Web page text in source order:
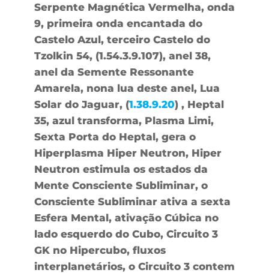
Serpente Magnética Vermelha, onda
9, primeira onda encantada do
Castelo Azul, terceiro Castelo do
Tzolkin 54, (1.54.3.9.107), anel 38,
anel da Semente Ressonante
Amarela, nona lua deste anel, Lua
Solar do Jaguar, (1.38.9.20) , Heptal
35, azul transforma, Plasma Limi,
Sexta Porta do Heptal, gera o
Hiperplasma Hiper Neutron, Hiper
Neutron estimula os estados da
Mente Consciente Subliminar, o
Consciente Subliminar ativa a sexta
Esfera Mental, ativação Cúbica no
lado esquerdo do Cubo, Circuito 3
GK no Hipercubo, fluxos
interplanetários, o Circuito 3 contem